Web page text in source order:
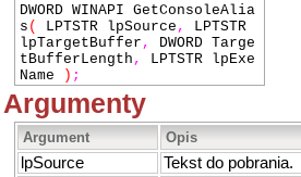
DWORD WINAPI GetConsoleAlia
s ( LPTSTR lpSource ,
LPTSTR
lpTargetBuffer ,
DWORD Targe
tBufferLength ,
LPTSTR lpExe
Name
) ;
Argumenty
Argument Opis
lpSource
Tekst do pobrania.